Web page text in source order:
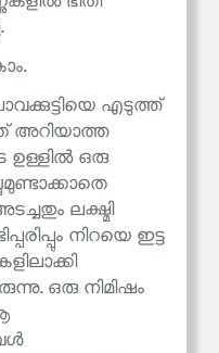
എടുത്ത്
അറിയാത്ത
ഉള്ളിൽ ഒരു
ലക്ഷ്മി
നിറയെ ഇട്ട
ഒരു നിമിഷം